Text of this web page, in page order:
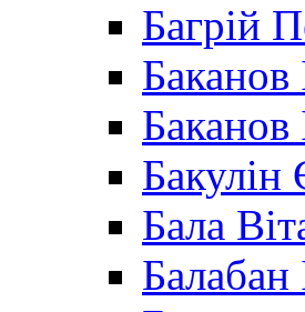
Багрій
Баканов
Баканов
Бакулін
Бала
Балабан